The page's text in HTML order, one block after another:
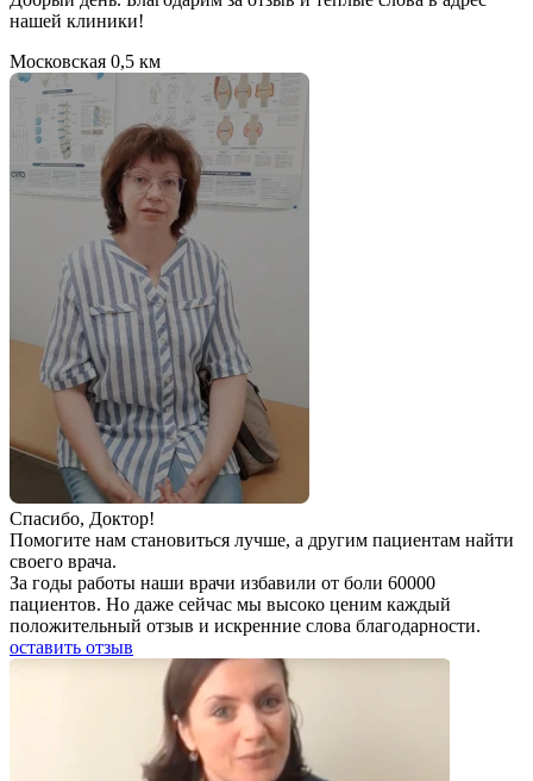
нашей клиники!
Московская 0,5 км
Спаcибо, Доктор!
Помогите нам становиться лучше, а другим пациентам найти
своего врача.
За годы работы наши врачи избавили от боли 60000
пациентов. Но даже сейчас мы высоко ценим каждый
положительный отзыв и искренние слова благодарности.
оставить отзыв